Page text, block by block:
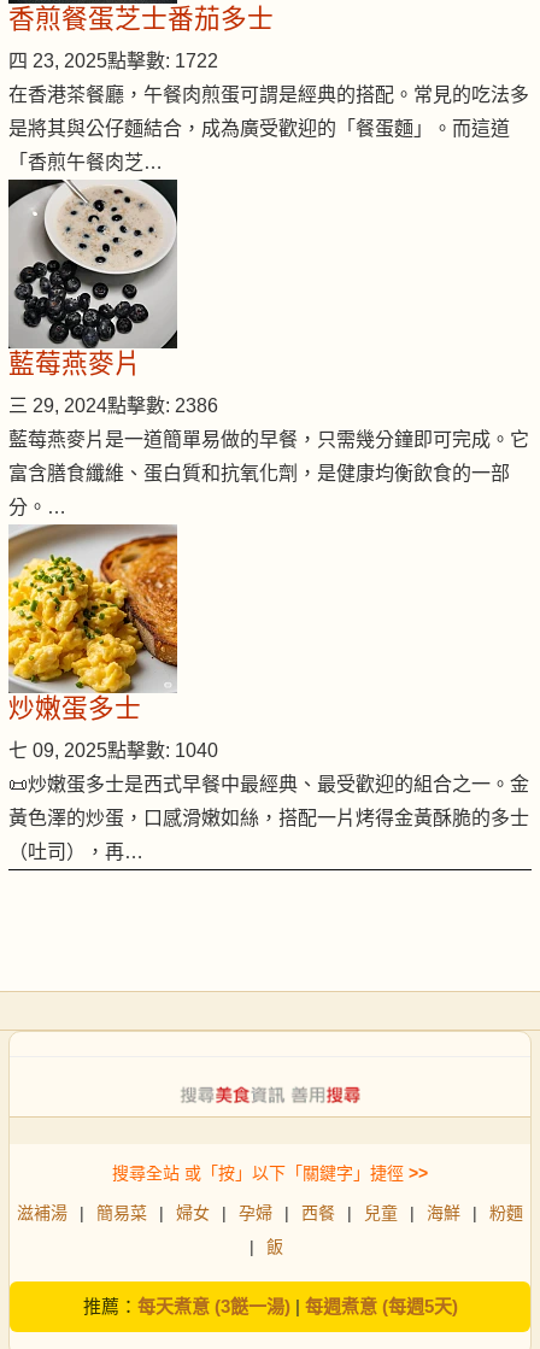
香煎餐蛋芝士番茄多士
四 23, 2025點擊數: 1722
在香港茶餐廳，午餐肉煎蛋可謂是經典的搭配。常見的吃法多
是將其與公仔麵結合，成為廣受歡迎的「餐蛋麵」。而這道
「香煎午餐肉芝…
藍莓燕麥片
三 29, 2024點擊數: 2386
藍莓燕麥片是一道簡單易做的早餐，只需幾分鐘即可完成。它
富含膳食纖維、蛋白質和抗氧化劑，是健康均衡飲食的一部
分。…
炒嫩蛋多士
七 09, 2025點擊數: 1040
📜炒嫩蛋多士是西式早餐中最經典、最受歡迎的組合之一。金
黃色澤的炒蛋，口感滑嫩如絲，搭配一片烤得金黃酥脆的多士
（吐司），再…
搜尋全站 或「按」以下「關鍵字」捷徑 >>
滋補湯 | 簡易菜 | 婦女 | 孕婦 | 西餐 | 兒童 | 海鮮 |
粉麵
|
飯
推薦： 每天煮意 (3餸一湯)| 每週煮意 (每週5天)